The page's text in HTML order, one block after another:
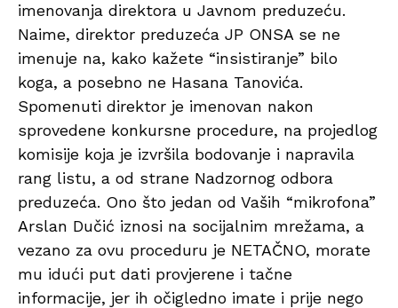
imenovanja direktora u Javnom preduzeću.
Naime, direktor preduzeća JP ONSA se ne
imenuje na, kako kažete “insistiranje” bilo
koga, a posebno ne Hasana Tanovića.
Spomenuti direktor je imenovan nakon
sprovedene konkursne procedure, na projedlog
komisije koja je izvršila bodovanje i napravila
rang listu, a od strane Nadzornog odbora
preduzeća. Ono što jedan od Vaših “mikrofona”
Arslan Dučić iznosi na socijalnim mrežama, a
vezano za ovu proceduru je NETAČNO, morate
mu idući put dati provjerene i tačne
informacije, jer ih očigledno imate i prije nego